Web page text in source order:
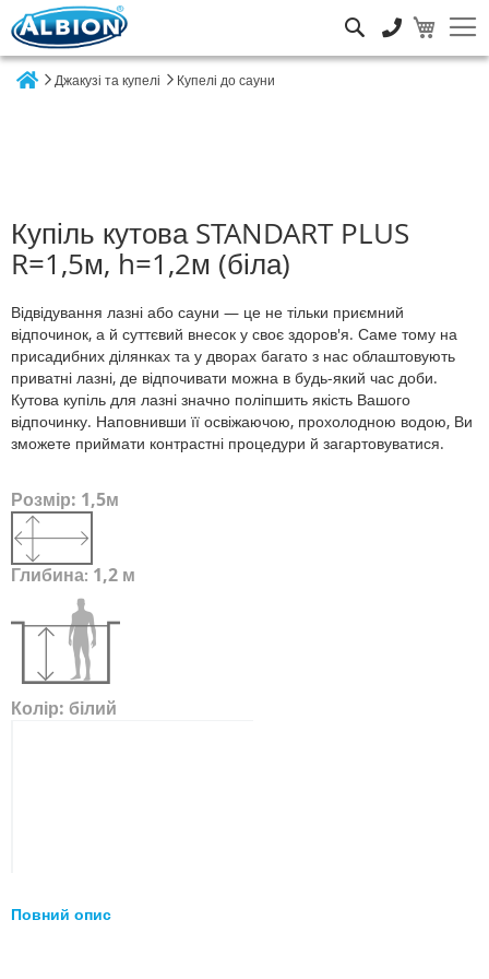
Джакузі та купелі Купелі до сауни
Купіль кутова STANDART PLUS
R=1,5м, h=1,2м (біла)
Відвідування лазні або сауни — це не тільки приємний
відпочинок, а й суттєвий внесок у своє здоров'я. Саме тому на
присадибних ділянках та у дворах багато з нас облаштовують
приватні лазні, де відпочивати можна в будь-який час доби.
Кутова купіль для лазні значно поліпшить якість Вашого
відпочинку. Наповнивши її освіжаючою, прохолодною водою, Ви
зможете приймати контрастні процедури й загартовуватися.
Розмір: 1,5м
Глибина: 1,2 м
Колір: білий
Повний опис